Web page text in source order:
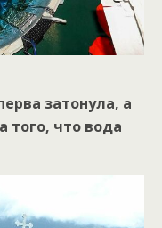
затонула, а
того, что вода